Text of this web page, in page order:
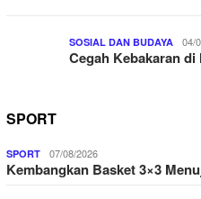
SOSIAL DAN BUDAYA 04/
Cegah Kebakaran
SPORT
SPORT 07/08/2026
Kembangkan Basket 3×3